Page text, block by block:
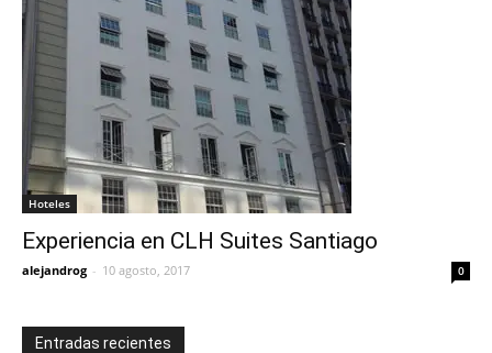
Hoteles
Experiencia en CLH Suites Santiago
alejandrog - 10 agosto, 2017 0
Entradas recientes